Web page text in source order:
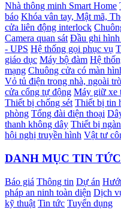
Nhà thông minh Smart Home
báo Khóa vân tay, Mật mã,
cửa liên động interlock
Camera quan sát Đầu ghi hình
- UPS Hệ thống gọi phục vụ
giáo dục Máy bộ đàm Hệ
mạng Chuông cửa có màn
Vỏ tủ điện trong nhà, ngoài
cửa cổng tự động Máy giữ xe
Thiết bị chống sét Thiết bị tin
phòng Tổng đài điện thoại
thanh không dây Thiết bị
hội nghị truyền hình Vật tư
DANH MỤC TIN TỨC
Báo giá Thông tin Dự án
pháp an ninh toàn diện Dịch
kỹ thuật Tin tức Tuyển dụng